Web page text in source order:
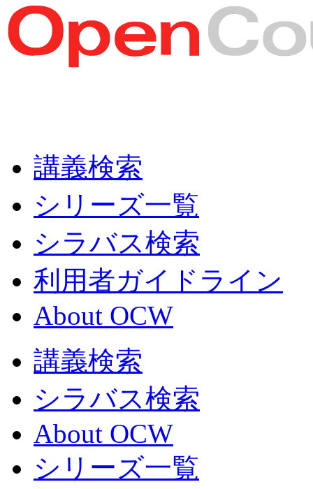
講義検索
シリーズ一覧
シラバス検索
利用者ガイドライン
About OCW
講義検索
シラバス検索
About OCW
シリーズ一覧